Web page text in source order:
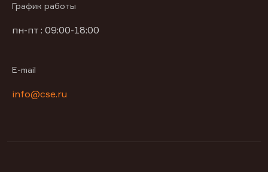
График работы
пн-пт : 09:00-18:00
E-mail
info@cse.ru